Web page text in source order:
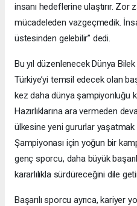
insanı hedeflerine ulaştırır. Zor
mücadeleden vazgeçmedik.
üstesinden gelebilir” dedi.
Bu yıl düzenlenecek Dünya
Türkiye’yi temsil edecek olan
kez daha dünya şampiyonluğu
Hazırlıklarına ara vermeden
ülkesine yeni gururlar
Şampiyonası için yoğun bir
genç sporcu, daha büyük
kararlılıkla sürdüreceğini dile
Başarılı sporcu ayrıca, kariyer